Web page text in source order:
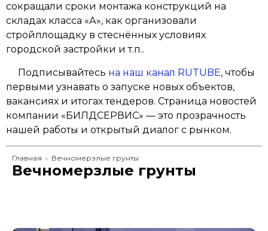
сокращали сроки монтажа конструкций на
складах класса «А», как организовали
стройплощадку в стеснённых условиях
городской застройки и т.п..
Подписывайтесь на наш канал RUTUBE, чтобы
первыми узнавать о запуске новых объектов,
вакансиях и итогах тендеров. Страница новостей
компании «БИЛДСЕРВИС» — это прозрачность
нашей работы и открытый диалог с рынком.
Главная › Вечномерзлые грунты
Вечномерзлые грунты